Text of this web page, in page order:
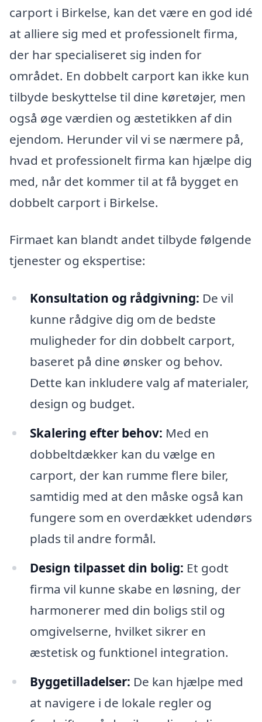
carport i Birkelse, kan det være en god idé
at alliere sig med et professionelt firma,
der har specialiseret sig inden for
området. En dobbelt carport kan ikke kun
tilbyde beskyttelse til dine køretøjer, men
også øge værdien og æstetikken af din
ejendom. Herunder vil vi se nærmere på,
hvad et professionelt firma kan hjælpe dig
med, når det kommer til at få bygget en
dobbelt carport i Birkelse.
Firmaet kan blandt andet tilbyde følgende
tjenester og ekspertise:
Konsultation og rådgivning: De vil
kunne rådgive dig om de bedste
muligheder for din dobbelt carport,
baseret på dine ønsker og behov.
Dette kan inkludere valg af materialer,
design og budget.
Skalering efter behov: Med en
dobbeltdækker kan du vælge en
carport, der kan rumme flere biler,
samtidig med at den måske også kan
fungere som en overdækket udendørs
plads til andre formål.
Design tilpasset din bolig: Et godt
firma vil kunne skabe en løsning, der
harmonerer med din boligs stil og
omgivelserne, hvilket sikrer en
æstetisk og funktionel integration.
Byggetilladelser: De kan hjælpe med
at navigere i de lokale regler og